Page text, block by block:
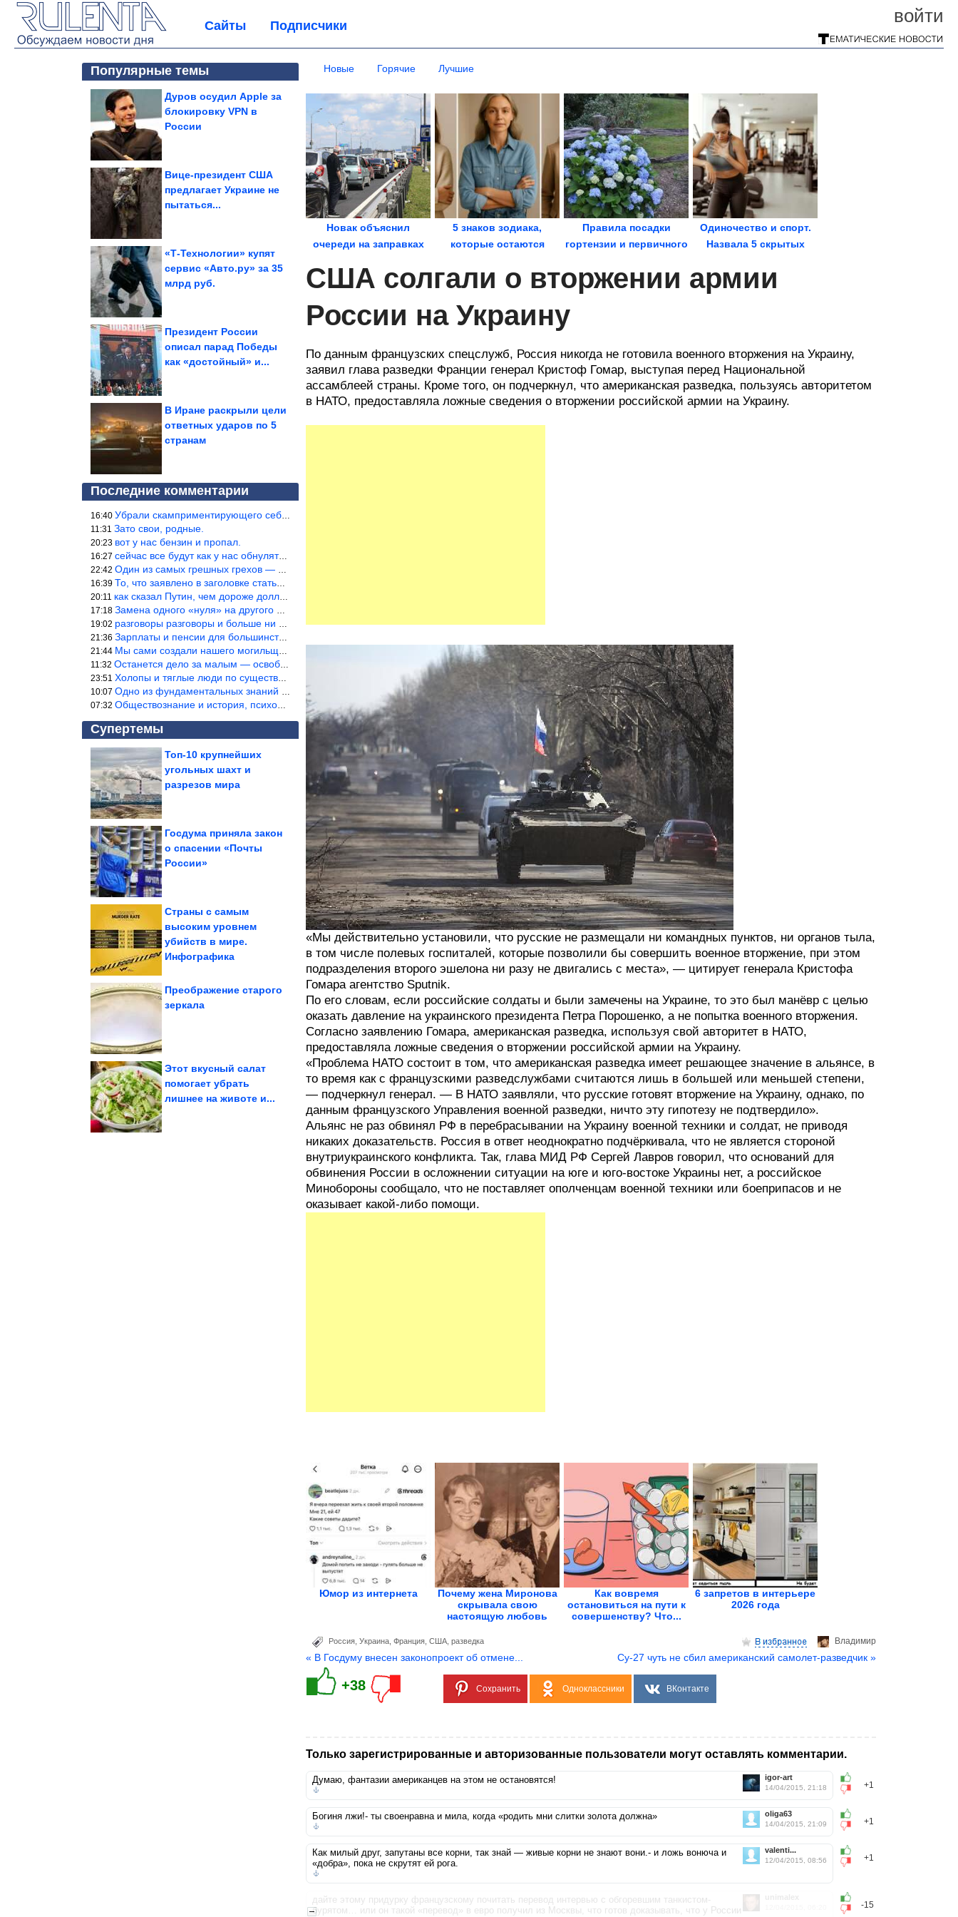
войти
Сайты Подписчики
Популярные темы
Дуров осудил Apple за
блокировку VPN в
России
Вице-президент США
предлагает Украине не
пытаться...
«Т-Технологии» купят
сервис «Авто.ру» за 35
млрд руб.
Президент России
описал парад Победы
как «достойный» и...
В Иране раскрыли цели
ответных ударов по 5
странам
Последние комментарии
16:40 Убрали скамприментирующего себя марианетку, кто будет следующим…
11:31 Зато свои, родные.
20:23 вот у нас бензин и пропал.
16:27 сейчас все будут как у нас обнуляться.
22:42 Один из самых грешных грехов — считать себя непогрешимым.
16:39 То, что заявлено в заголовке статьи противоречит утверждению &qu
20:11 как сказал Путин, чем дороже доллар тем дороже нефть продадим.
17:18 Замена одного «нуля» на другого «нуля» в рамках одной и той же с
19:02 разговоры разговоры и больше ни чего 9я часть балабола.
21:36 Зарплаты и пенсии для большинства населения в регионах нищенские
21:44 Мы сами создали нашего могильщика, это ИИ. Он нас и похоронит. М
11:32 Останется дело за малым — освободить планету Земля от глупого ви
23:51 Холопы и тяглые люди по существу одно и тоже. Буржуи и холопы сн
10:07 Одно из фундаментальных знаний правды — знание оптимума производ
07:32 Обществознание и история, психология, этика и т.д. относятся к н
Супертемы
Влияние генов на
взрослением
Топ-10 крупнейших
угольных шахт и
разрезов мира
Госдума приняла закон
о спасении «Почты
России»
Страны с самым
высоким уровнем
убийств в мире.
Инфографика
Преображение старого
зеркала
Как живёт в свои 56
бывшая жена
Этот вкусный салат
помогает убрать
лишнее на животе и...
Новые Горячие Лучшие
Новак объяснил
очереди на заправках
5 знаков зодиака,
которые остаются
Правила посадки
гортензии и первичного
Одиночество и спорт.
Назвала 5 скрытых
США солгали о вторжении армии
России на Украину
По данным французских спецслужб, Россия никогда не готовила военного вторжения на Украину,
заявил глава разведки Франции генерал Кристоф Гомар, выступая перед Национальной
ассамблеей страны. Кроме того, он подчеркнул, что американская разведка, пользуясь авторитетом
в НАТО, предоставляла ложные сведения о вторжении российской армии на Украину.
«Мы действительно установили, что русские не размещали ни командных пунктов, ни органов тыла,
в том числе полевых госпиталей, которые позволили бы совершить военное вторжение, при этом
подразделения второго эшелона ни разу не двигались с места», — цитирует генерала Кристофа
Гомара агентство Sputnik.
По его словам, если российские солдаты и были замечены на Украине, то это был манёвр с целью
оказать давление на украинского президента Петра Порошенко, а не попытка военного вторжения.
Согласно заявлению Гомара, американская разведка, используя свой авторитет в НАТО,
предоставляла ложные сведения о вторжении российской армии на Украину.
«Проблема НАТО состоит в том, что американская разведка имеет решающее значение в альянсе, в
то время как с французскими разведслужбами считаются лишь в большей или меньшей степени,
— подчеркнул генерал. — В НАТО заявляли, что русские готовят вторжение на Украину, однако, по
данным французского Управления военной разведки, ничто эту гипотезу не подтвердило».
Альянс не раз обвинял РФ в перебрасывании на Украину военной техники и солдат, не приводя
никаких доказательств. Россия в ответ неоднократно подчёркивала, что не является стороной
внутриукраинского конфликта. Так, глава МИД РФ Сергей Лавров говорил, что оснований для
обвинения России в осложнении ситуации на юге и юго-востоке Украины нет, а российское
Минобороны сообщало, что не поставляет ополченцам военной техники или боеприпасов и не
оказывает какой-либо помощи.
Юмор из интернета
Почему жена Миронова
скрывала свою
настоящую любовь
Как вовремя
остановиться на пути к
совершенству? Что...
6 запретов в интерьере
2026 года
Владимир
Россия Украина Франция США разведка
« В Госдуму внесен законопроект об отмене... Су-27 чуть не сбил американский самолет-разведчик »
+38 Сохранить Одноклассники ВКонтакте
Только зарегистрированные и авторизованные пользователи могут оставлять комментарии.
+1
igor-art
14/04/2015, 21:18
Думаю, фантазии американцев на этом не остановятся!
+1
oliga63
14/04/2015, 21:09
Богиня лжи!- ты своенравна и мила, когда «родить мни слитки золота должна»
+1
valenti...
12/04/2015, 08:56
Как милый друг, запутаны все корни, так знай — живые корни не знают вони.- и ложь вонюча и
«добра», пока не скрутят ей рога.
-15
дайте этому придурку французскому почитать перевод интервью с обгоревшим танкистом-
бурятом… или он такой «перевод» в евро получил из Москвы, что готов доказывать, что у России